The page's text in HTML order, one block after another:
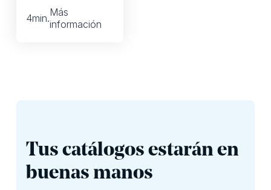
compras en línea.
Sin embargo, para
4min.Más
información
Tus catálogos estarán en
buenas manos